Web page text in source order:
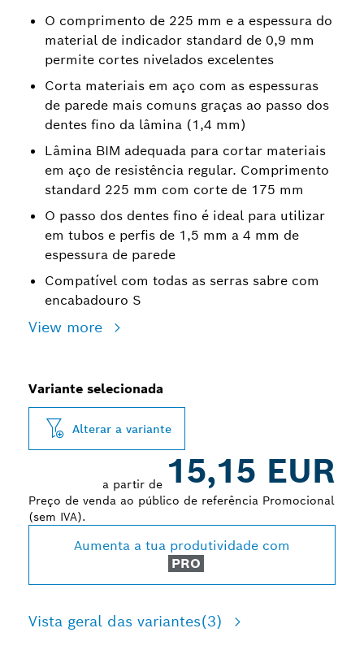
O comprimento de 225 mm e a espessura do
material de indicador standard de 0,9 mm
permite cortes nivelados excelentes
Corta materiais em aço com as espessuras
de parede mais comuns graças ao passo dos
dentes fino da lâmina (1,4 mm)
Lâmina BIM adequada para cortar materiais
em aço de resistência regular. Comprimento
standard 225 mm com corte de 175 mm
O passo dos dentes fino é ideal para utilizar
em tubos e perfis de 1,5 mm a 4 mm de
espessura de parede
Compatível com todas as serras sabre com
encabadouro S
View more
Variante selecionada
Alterar a variante
a partir de 15,15 EUR
Preço de venda ao público de referência Promocional
(sem IVA).
Aumenta a tua produtividade com
PRO
Vista geral das variantes(3)